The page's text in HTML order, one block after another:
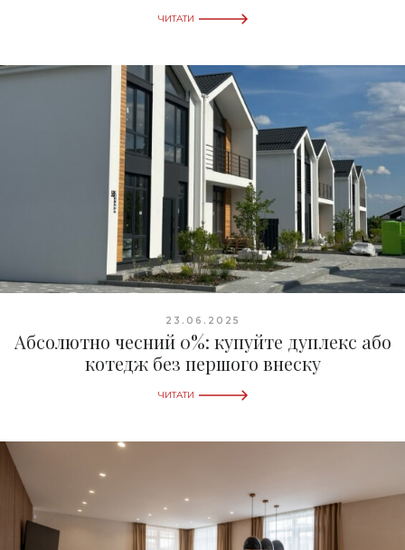
ЧИТАТИ
23.06.2025
Абсолютно чесний 0%: купуйте дуплекс або
котедж без першого внеску
ЧИТАТИ